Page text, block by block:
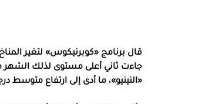
قال برنامج «كوبرنيكوس» لتغير
جاءت ثاني أعلى مستوى لذلك الشهر
«النينيو»، ما أدى إلى ارتفاع متوسط